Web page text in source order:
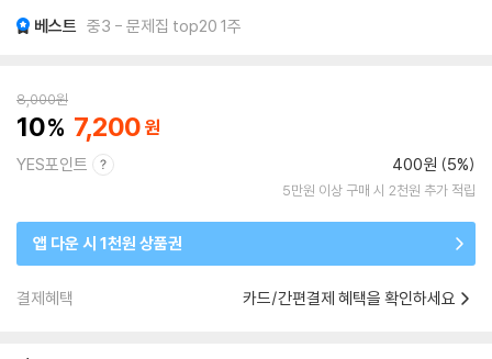
베스트 중3 - 문제집 top20 1주
8,000원
10 7,200
YES포인트 400원 (5%)
5만원 이상 구매 시 2천원 추가 적립
앱 다운 시 1천원 상품권
결제혜택 카드/간편결제 혜택을 확인하세요